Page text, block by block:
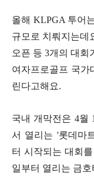
올해 KLPGA 투어
규모로 치뤄지는데
오픈 등 3개의 대회
여자프로골프 국가
린다고해요.
국내 개막전은 4월
서 열리는 '롯데마
터 시작되는 대회
일부터 열리는 금